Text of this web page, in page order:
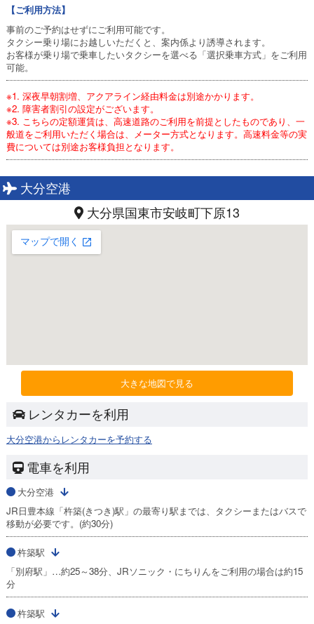
【ご利用方法】
事前のご予約はせずにご利用可能です。
タクシー乗り場にお越しいただくと、案内係より誘導されます。
お客様が乗り場で乗車したいタクシーを選べる「選択乗車方式」をご利用
可能。
※1. 深夜早朝割増、アクアライン経由料金は別途かかります。
※2. 障害者割引の設定がございます。
※3. こちらの定額運賃は、高速道路のご利用を前提としたものであり、一
般道をご利用いただく場合は、メーター方式となります。高速料金等の実
費については別途お客様負担となります。
大分空港
大分県国東市安岐町下原13
大きな地図で見る
レンタカーを利用
大分空港からレンタカーを予約する
電車を利用
大分空港
JR日豊本線「杵築(きつき)駅」の最寄り駅までは、タクシーまたはバスで
移動が必要です。(約30分)
杵築駅
「別府駅」…約25～38分、JRソニック・にちりんをご利用の場合は約15
分
杵築駅